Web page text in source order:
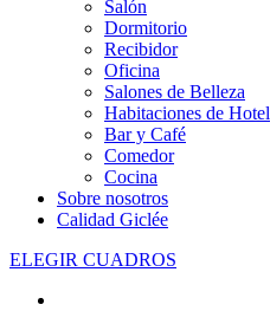
Salón
Dormitorio
Recibidor
Oficina
Salones de Belleza
Habitaciones de Hotel
Bar y Café
Comedor
Cocina
Sobre nosotros
Calidad Giclée
ELEGIR CUADROS